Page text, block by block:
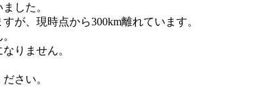
した。
が、現時点から300km離れています。
りません。
さい。